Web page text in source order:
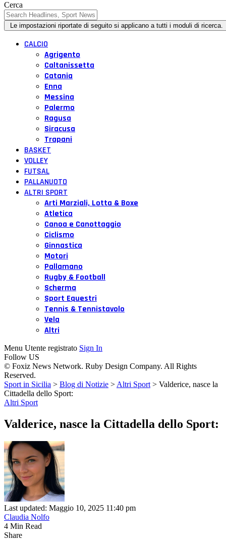
Cerca
CALCIO
Agrigento
Caltanissetta
Catania
Enna
Messina
Palermo
Ragusa
Siracusa
Trapani
BASKET
VOLLEY
FUTSAL
PALLANUOTO
ALTRI SPORT
Arti Marziali, Lotta & Boxe
Atletica
Canoa e Canottaggio
Ciclismo
Ginnastica
Motori
Pallamano
Rugby & Football
Scherma
Sport Equestri
Tennis & Tennistavolo
Vela
Altri
Menu Utente registrato Sign In
Follow US
© Foxiz News Network. Ruby Design Company. All Rights
Reserved.
Sport in Sicilia > Blog di Notizie > Altri Sport > Valderice, nasce la
Cittadella dello Sport:
Altri Sport
Valderice, nasce la Cittadella dello Sport:
Last updated: Maggio 10, 2025 11:40 pm
Claudia Nolfo
4 Min Read
Share